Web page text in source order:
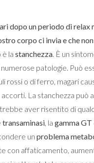
dopo un periodo di relax
corpo ci invia e che
è lastanchezza. È un
patologie. Può
rossi o di ferro, magari
accorti. La stanchezza può
aver risentito di
transaminasi, la gamma GT
unproblema
con affaticamento,